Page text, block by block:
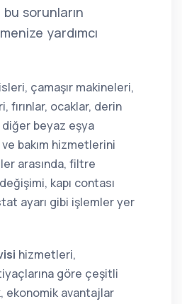
sorunların
yardımcı
çamaşır makineleri,
fırınlar, ocaklar, derin
beyaz eşya
bakım hizmetlerini
arasında, filtre
kapı contası
ayarı gibi işlemler yer
hizmetleri,
göre çeşitli
ekonomik avantajlar